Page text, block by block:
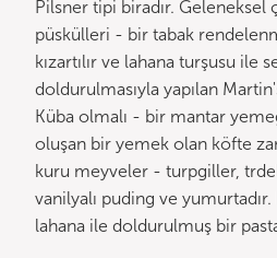
Pilsner tipi biradır. Geleneksel
püskülleri - bir tabak
kızartılır ve lahana turşusu
doldurulmasıyla yapılan
Küba olmalı - bir mantar
oluşan bir yemek olan köfte
kuru meyveler - turpgiller,
vanilyalı puding ve yumurtadır.
lahana ile doldurulmuş bir